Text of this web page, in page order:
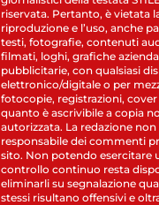
riservata. Pertanto, è vietata
riproduzione e l’uso, anche
testi, fotografie, contenuti
filmati, loghi, grafiche
pubblicitarie, con qualsiasi
elettronico/digitale o per
fotocopie, registrazioni,
quanto è ascrivibile a copia
autorizzata. La redazione non
responsabile dei commenti
sito. Non potendo esercitare
controllo continuo resta
eliminarli su segnalazione
stessi risultano offensivi e